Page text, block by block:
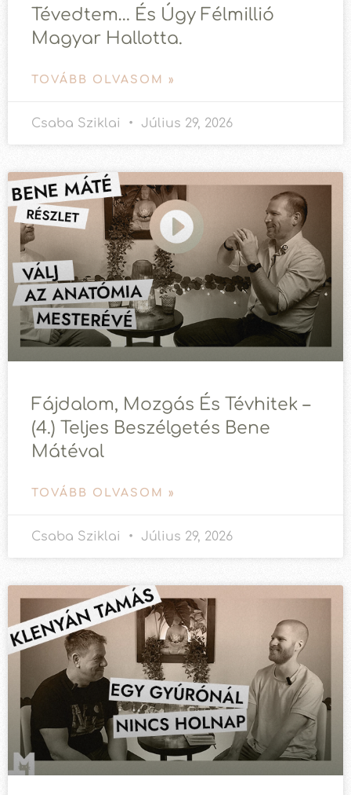
Tévedtem… És Úgy Félmillió
Magyar Hallotta.
TOVÁBB OLVASOM »
Csaba Sziklai Július 29, 2026
Fájdalom, Mozgás És Tévhitek –
(4.) Teljes Beszélgetés Bene
Mátéval
TOVÁBB OLVASOM »
Csaba Sziklai Július 29, 2026